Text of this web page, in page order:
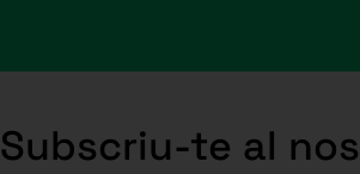
Subscriu-te al